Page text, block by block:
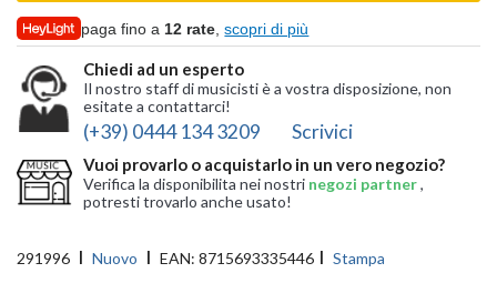
paga fino a 12 rate ,scopri di più
Chiedi ad un esperto
Il nostro staff di musicisti è a vostra disposizione, non
esitate a contattarci!
(+39) 0444 134 3209 Scrivici
Vuoi provarlo o acquistarlo in un vero negozio?
Verifica la disponibilita nei nostri negozi partner,
potresti trovarlo anche usato!
291996 Nuovo EAN: 8715693335446 Stampa